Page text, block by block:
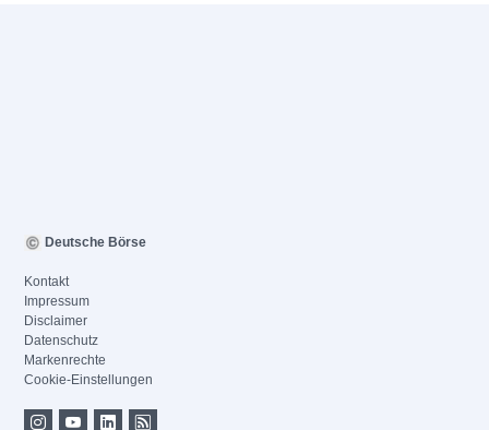
Deutsche Börse
Kontakt
Impressum
Disclaimer
Datenschutz
Markenrechte
Cookie-Einstellungen